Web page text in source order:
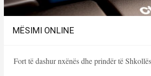
MËSIMI ONLINE
Fort të dashur nxënës dhe prindër të